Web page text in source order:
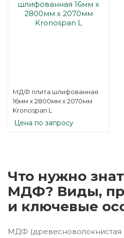
МДФ плита шлифованная
16мм х 2800мм х 2070мм
Kronospan L
Цена по запросу
Что нужно
МДФ? Виды,
и ключевые
МДФ (древесноволокнистая